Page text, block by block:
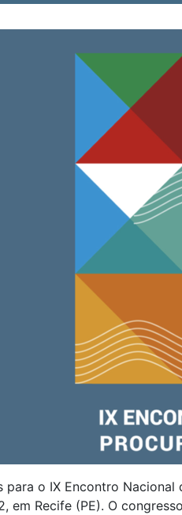
o IX Encontro
em Recife (PE). O